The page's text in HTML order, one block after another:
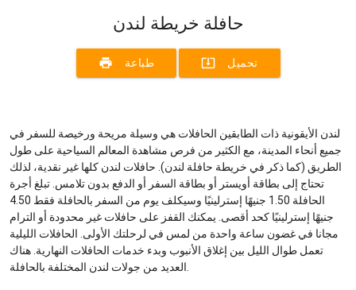
حافلة خريطة لندن
print طباعة system_update_alt تحميل
لندن الأيقونية ذات الطابقين الحافلات هي وسيلة مريحة ورخيصة للسفر في
جميع أنحاء المدينة، مع الكثير من فرص مشاهدة المعالم السياحية على طول
الطريق (كما ذكر في خريطة حافلة لندن). حافلات لندن كلها غير نقدية، لذلك
تحتاج إلى بطاقة أويستر أو بطاقة السفر أو الدفع بدون تلامس. تبلغ أجرة
الحافلة 1.50 جنيهًا إسترلينيًا وسيكلف يوم من السفر بالحافلة فقط 4.50
جنيهًا إسترلينيًا كحد أقصى. يمكنك القفز على حافلات غير محدودة أو الترام
مجانا في غضون ساعة واحدة من لمس في لرحلتك الأولى. الحافلات الليلية
تعمل طوال الليل بين إغلاق الأنبوب وبدء خدمات الحافلات النهارية. هناك
العديد من جولات لندن المختلفة بالحافلة.